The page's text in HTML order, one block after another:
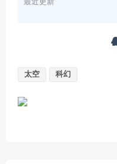
最近更新
太空 科幻